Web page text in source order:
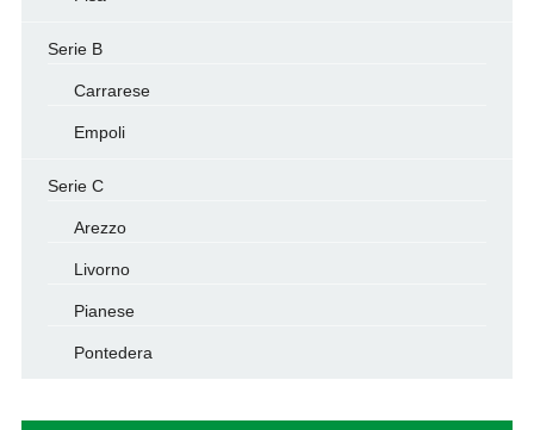
Serie B
Carrarese
Empoli
Serie C
Arezzo
Livorno
Pianese
Pontedera